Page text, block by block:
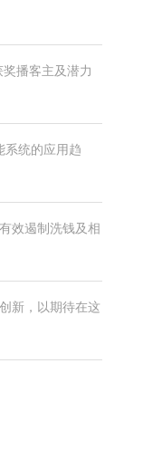
播客主及潜力
系统的应用趋
效遏制洗钱及相
新，以期待在这